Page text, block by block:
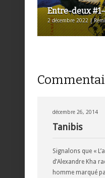
Entre-deux
2 décembre 2022 |
décembre 26, 2014
Tanibis
Signalons que «
d’Alexandre Kha
homme marqué